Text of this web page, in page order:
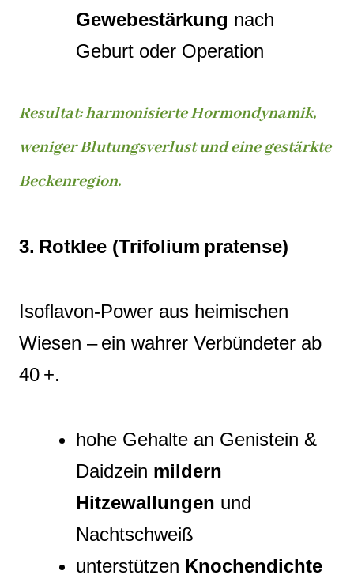
Gewebestärkung nach
Geburt oder Operation
Resultat: harmonisierte Hormondynamik,
weniger Blutungsverlust und eine gestärkte
Beckenregion.
3. Rotklee (Trifolium pratense)
Isoflavon‑Power aus heimischen
Wiesen – ein wahrer Verbündeter ab
40 +.
hohe Gehalte an Genistein &
Daidzein mildern
Hitzewallungen und
Nachtschweiß
unterstützen Knochendichte